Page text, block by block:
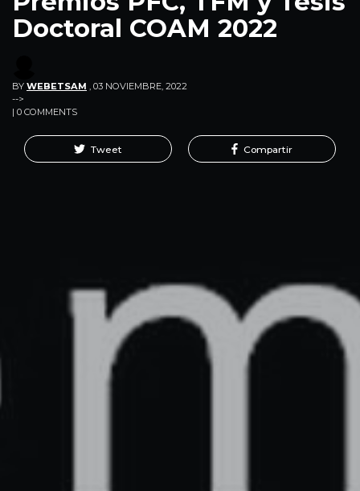
Doctoral COAM 2022
BY WEBETSAM , 03 NOVIEMBRE, 2022
-->
| 0 COMMENTS
Tweet Compartir